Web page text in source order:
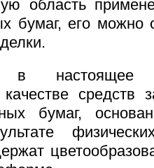
область
бумаг, его можно
в настоящее
средств
бумаг,